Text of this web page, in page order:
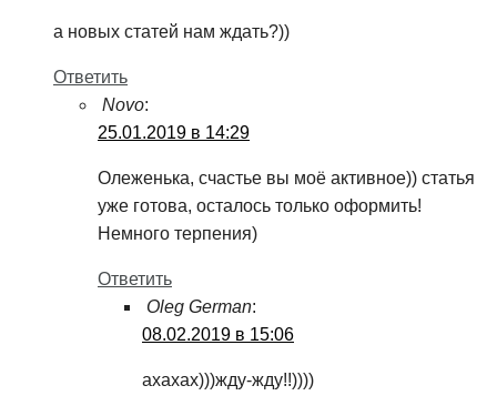
а новых статей нам ждать?))
Ответить
Novo:
25.01.2019 в 14:29
Олеженька, счастье вы моё активное)) статья
уже готова, осталось только оформить!
Немного терпения)
Ответить
Oleg German:
08.02.2019 в 15:06
ахахах)))жду-жду!!))))